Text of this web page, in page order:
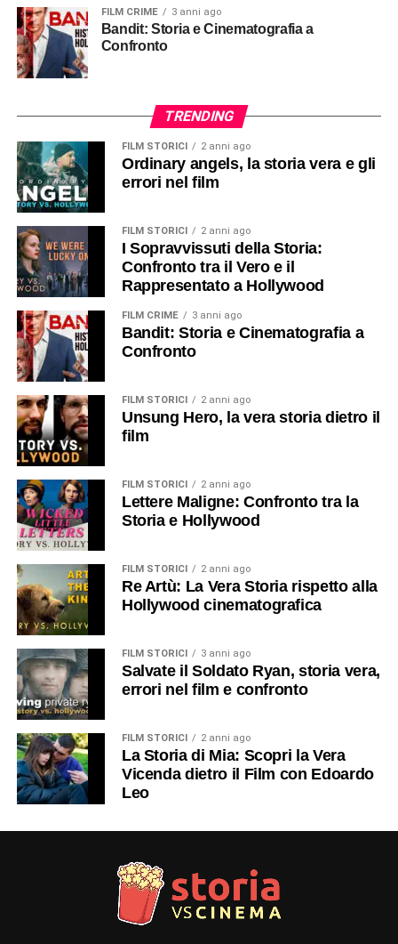
FILM CRIME 3 anni ago
Bandit: Storia e Cinematografia a
Confronto
TRENDING
FILM STORICI 2 anni ago
Ordinary angels, la storia vera e gli
errori nel film
FILM STORICI 2 anni ago
I Sopravvissuti della Storia:
Confronto tra il Vero e il
Rappresentato a Hollywood
FILM CRIME 3 anni ago
Bandit: Storia e Cinematografia a
Confronto
FILM STORICI 2 anni ago
Unsung Hero, la vera storia dietro il
film
FILM STORICI 2 anni ago
Lettere Maligne: Confronto tra la
Storia e Hollywood
FILM STORICI 2 anni ago
Re Artù: La Vera Storia rispetto alla
Hollywood cinematografica
FILM STORICI 3 anni ago
Salvate il Soldato Ryan, storia vera,
errori nel film e confronto
FILM STORICI 2 anni ago
La Storia di Mia: Scopri la Vera
Vicenda dietro il Film con Edoardo
Leo